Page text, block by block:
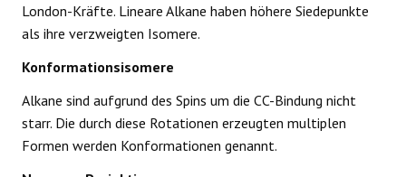
London-Kräfte. Lineare Alkane haben höhere Siedepunkte
als ihre verzweigten Isomere.
Konformationsisomere
Alkane sind aufgrund des Spins um die CC-Bindung nicht
starr. Die durch diese Rotationen erzeugten multiplen
Formen werden Konformationen genannt.